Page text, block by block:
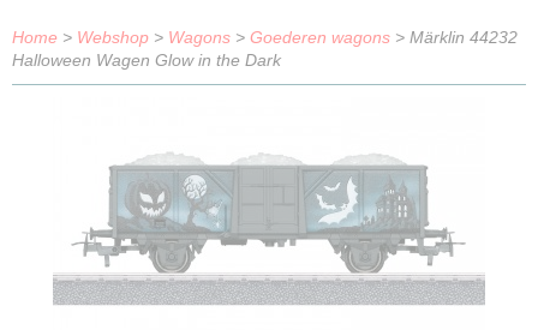
Home > Webshop > Wagons > Goederen wagons > Märklin 44232
Halloween Wagen Glow in the Dark